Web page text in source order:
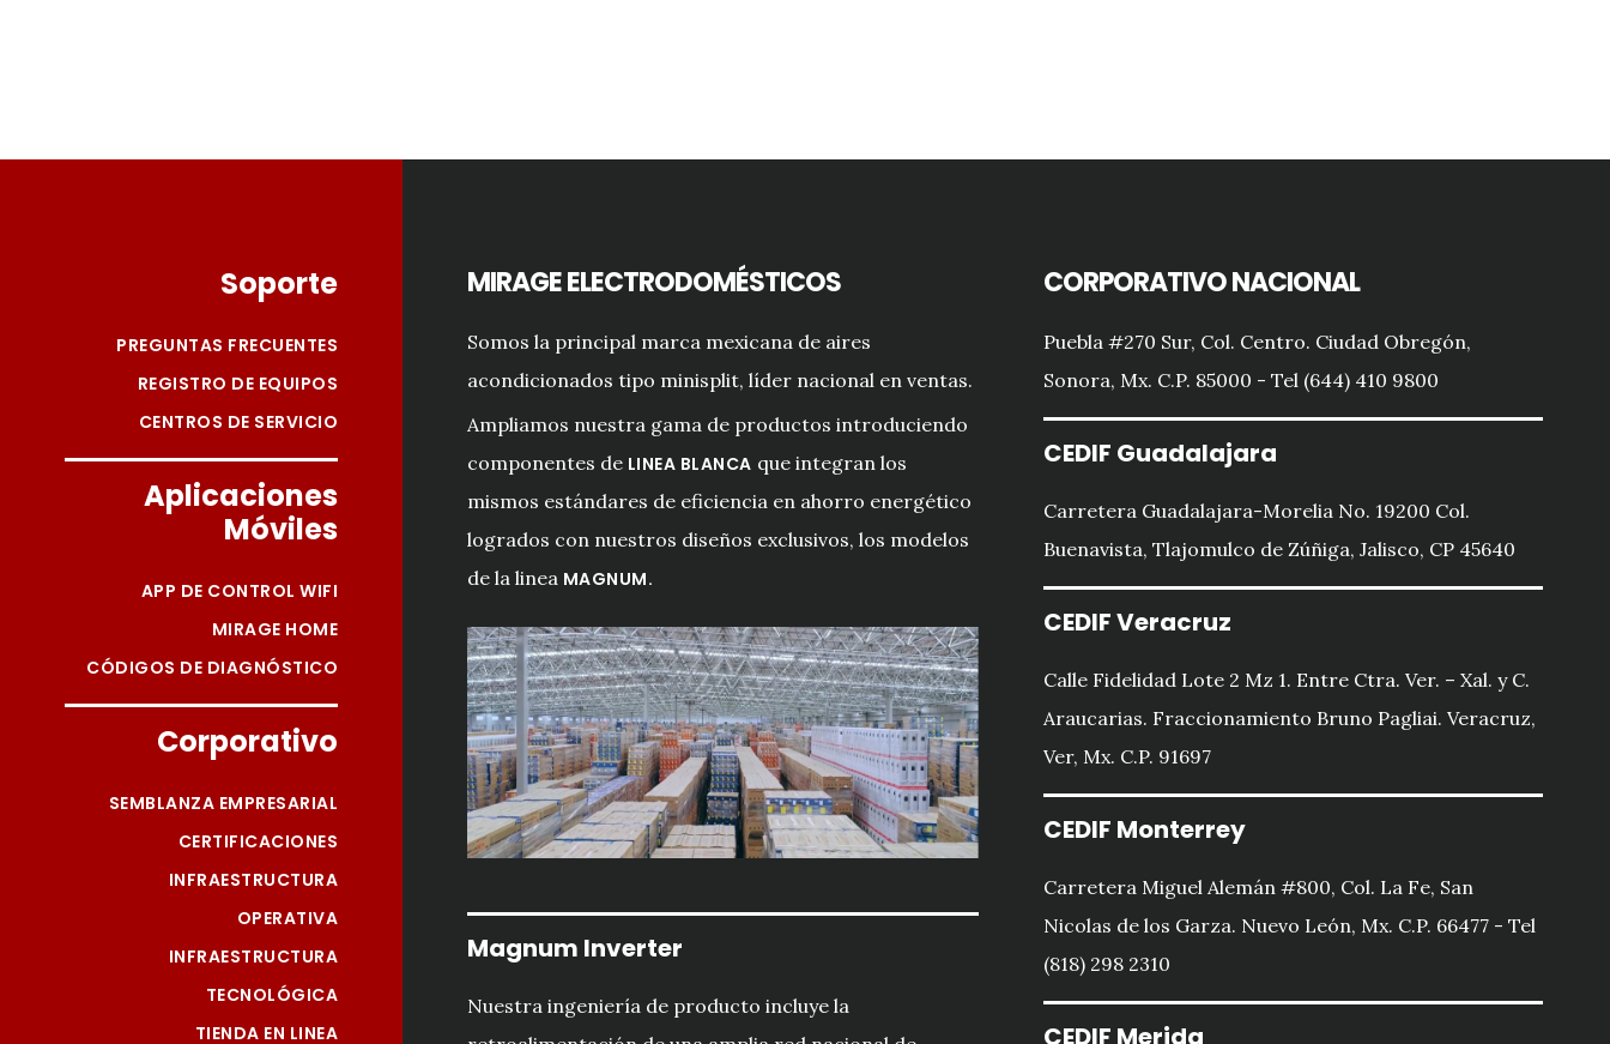
Soporte
PREGUNTAS FRECUENTES
REGISTRO DE EQUIPOS
CENTROS DE SERVICIO
Aplicaciones
Móviles
APP DE CONTROL WIFI
MIRAGE HOME
CÓDIGOS DE DIAGNÓSTICO
Corporativo
SEMBLANZA EMPRESARIAL
CERTIFICACIONES
INFRAESTRUCTURA
OPERATIVA
INFRAESTRUCTURA
TECNOLÓGICA
TIENDA EN LINEA
MIRAGE ELECTRODOMÉSTICOS
Somos la principal marca mexicana de aires
acondicionados tipo minisplit, líder nacional en ventas.
Ampliamos nuestra gama de productos introduciendo
componentes de LINEA BLANCA que integran los
mismos estándares de eficiencia en ahorro energético
logrados con nuestros diseños exclusivos, los modelos
de la linea MAGNUM.
Magnum Inverter
Nuestra ingeniería de producto incluye la
CORPORATIVO NACIONAL
Puebla #270 Sur, Col. Centro. Ciudad Obregón,
Sonora, Mx. C.P. 85000 - Tel (644) 410 9800
CEDIF Guadalajara
Carretera Guadalajara-Morelia No. 19200 Col.
Buenavista, Tlajomulco de Zúñiga, Jalisco, CP 45640
CEDIF Veracruz
Calle Fidelidad Lote 2 Mz 1. Entre Ctra. Ver. – Xal. y C.
Araucarias. Fraccionamiento Bruno Pagliai. Veracruz,
Ver, Mx. C.P. 91697
CEDIF Monterrey
Carretera Miguel Alemán #800, Col. La Fe, San
Nicolas de los Garza. Nuevo León, Mx. C.P. 66477 - Tel
(818) 298 2310
CEDIF Merida